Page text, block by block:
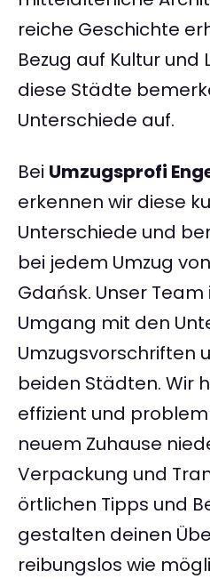
reiche Geschichte
Bezug auf Kultur und
diese Städte
Unterschiede auf.
Bei Umzugsprofi
erkennen wir diese
Unterschiede und
bei jedem Umzug
Gdańsk. Unser
Umgang mit den
Umzugsvorschriften
beiden Städten. Wir
effizient und
neuem Zuhause
Verpackung und
örtlichen Tipps und
gestalten deinen
reibungslos wie